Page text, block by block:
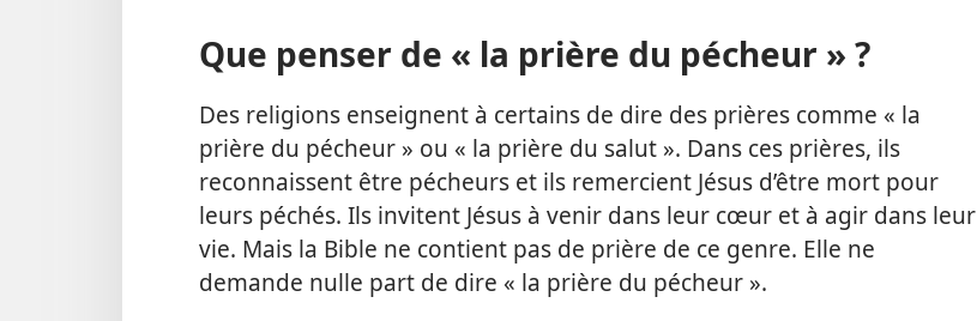
Que penser de « la prière du pécheur » ?
Des religions enseignent à certains de dire des prières comme « la
prière du pécheur » ou « la prière du salut ». Dans ces prières, ils
reconnaissent être pécheurs et ils remercient Jésus d’être mort pour
leurs péchés. Ils invitent Jésus à venir dans leur cœur et à agir dans leur
vie. Mais la Bible ne contient pas de prière de ce genre. Elle ne
demande nulle part de dire « la prière du pécheur ».